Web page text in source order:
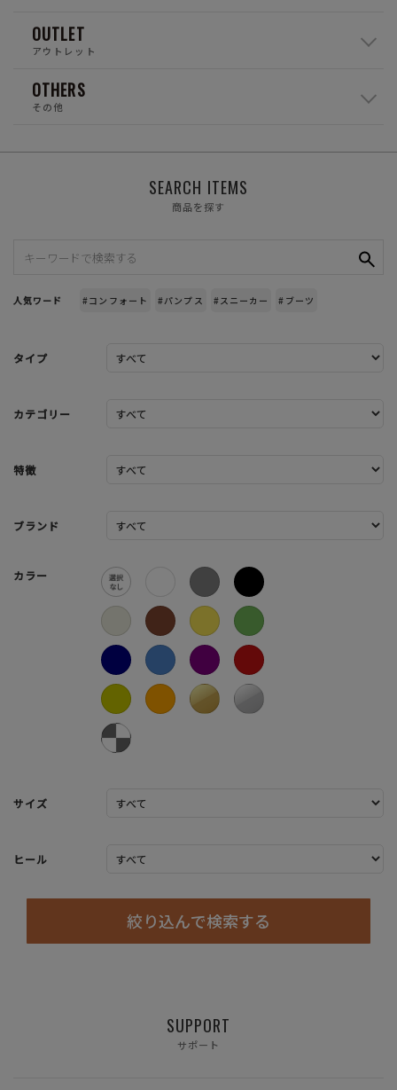
OUTLET
アウトレット
OTHERS
その他
SEARCH ITEMS
商品を探す
人気ワード #コンフォート #パンプス #スニーカー #ブーツ
タイプ
カテゴリー
特徴
ブランド
カラー
サイズ
ヒール
絞り込んで検索する
SUPPORT
サポート